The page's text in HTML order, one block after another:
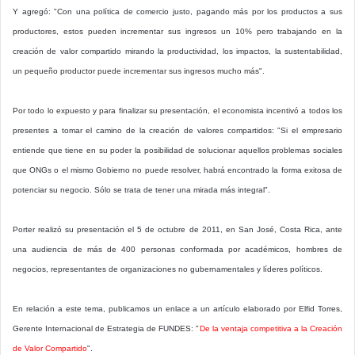
Y agregó: "Con una política de comercio justo, pagando más por los productos a sus
productores, estos pueden incrementar sus ingresos un 10% pero trabajando en la
creación de valor compartido mirando la productividad, los impactos, la sustentabilidad,
un pequeño productor puede incrementar sus ingresos mucho más".
Por todo lo expuesto y para finalizar su presentación, el economista incentivó a todos los
presentes a tomar el camino de la creación de valores compartidos: "Si el empresario
entiende que tiene en su poder la posibilidad de solucionar aquellos problemas sociales
que ONGs o el mismo Gobierno no puede resolver, habrá encontrado la forma exitosa de
potenciar su negocio. Sólo se trata de tener una mirada más integral".
Porter realizó su presentación el 5 de octubre de 2011, en San José, Costa Rica, ante
una audiencia de más de 400 personas conformada por académicos, hombres de
negocios, representantes de organizaciones no gubernamentales y líderes políticos.
En relación a este tema, publicamos un enlace a un artículo elaborado por Elfid Torres,
Gerente Internacional de Estrategia de FUNDES: "De la ventaja competitiva a la Creación
de Valor Compartido".